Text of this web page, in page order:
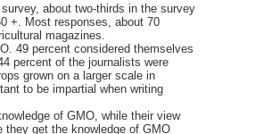
about two-thirds in the survey
+. Most responses, about 70
magazines.
49 percent considered themselves
percent of the journalists were
grown on a larger scale in
to be impartial when writing
of GMO, while their view
they get the knowledge of GMO